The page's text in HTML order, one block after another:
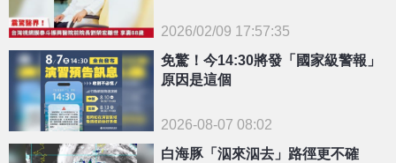
{PLAYICON}
2026/02/09 17:57:35
免驚！今14:30將發「國家級警報」
原因是這個
2026-08-07 08:02
白海豚「泅來泅去」路徑更不確